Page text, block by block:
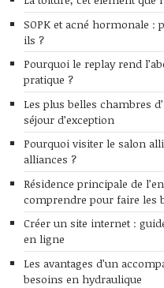
SOPK et acné hormonale :
ils ?
Pourquoi le replay rend
pratique ?
Les plus belles chambres
séjour d’exception
Pourquoi visiter le salon
alliances ?
Résidence principale de
comprendre pour faire les
Créer un site internet :
en ligne
Les avantages d’un
besoins en hydraulique